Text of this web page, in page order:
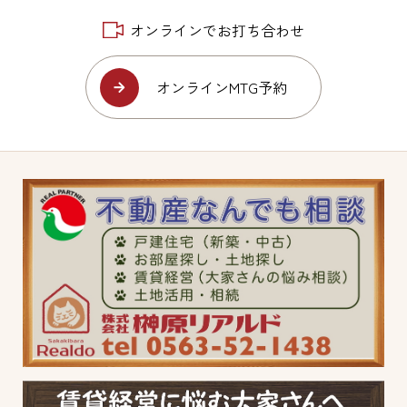
オンラインでお打ち合わせ
オンラインMTG予約